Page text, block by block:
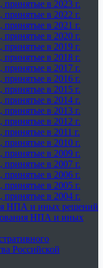
в 2023 г.
в 2022 г.
в 2021 г.
в 2020 г.
в 2019 г.
принятые в 2018 г.
принятые в 2017 г.
принятые в 2016 г.
принятые в 2015 г.
принятые в 2014 г.
принятые в 2013 г.
принятые в 2012 г.
принятые в 2011 г.
принятые в 2010 г.
принятые в 2009 г.
принятые в 2007 г.
принятые в 2006 г.
принятые в 2005 г.
принятые в 2004 г.
НПА и иных решений
НПА и иных
Российской